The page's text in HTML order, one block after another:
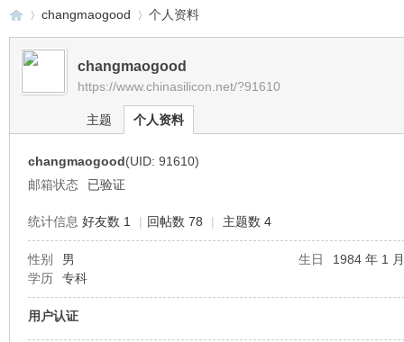
有›
changmaogood
›
个人资料
changmaogood
https://www.chinasilicon.net/?91610
主题 个人资料
changmaogood(UID: 91610)
邮箱状态
已验证
统计信息 好友数 1 | 回帖数 78 | 主题数 4
性别 男 生日
1984 年 1
学历
专科
用户认证